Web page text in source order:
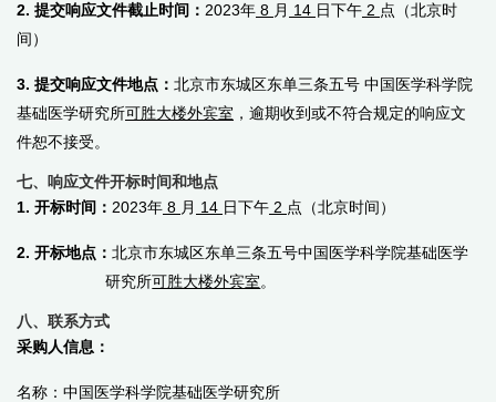
2. 提交响应文件截止时间： 2023年 8 月 14 日下午 2 点（北京时
间）
3. 提交响应文件地点： 北京市东城区东单三条五号 中国医学科学院
基础医学研究所可胜大楼外宾室 ，逾期收到或不符合规定的响应文
件恕不接受。
七、响应文件开标时间和地点
1. 开标时间： 2023年 8 月 14 日下午 2 点（北京时间）
2. 开标地点： 北京市东城区东单三条五号中国医学科学院基础医学
研究所可胜大楼外宾室。
八、联系方式
采购人信息：
名称：中国医学科学院基础医学研究所